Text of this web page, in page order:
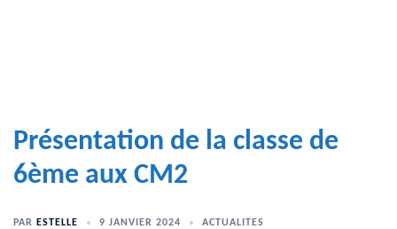
Présentation de la classe de
6ème aux CM2
PAR ESTELLE 9 JANVIER 2024 ACTUALITES